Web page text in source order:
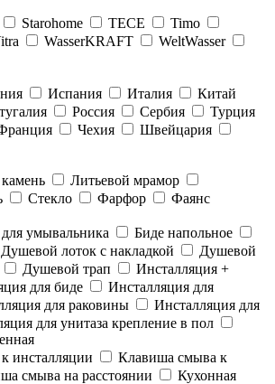
Starohome TECE
Timo
WasserKRAFT
WeltWasser
Испания Италия
Китай
Россия Сербия
Турция
Чехия
Швейцария
Литьевой мрамор
Стекло Фарфор
Фаянс
умывальника
Биде напольное
Душевой лоток с накладкой
Душевой
Душевой трап
Инсталляция +
для биде
Инсталляция для
для раковины
Инсталляция для
для унитаза крепление в пол
инсталляции
Клавиша смыва к
смыва на расстоянии
Кухонная